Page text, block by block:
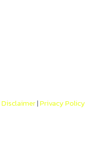
Disclaimer|Privacy Policy